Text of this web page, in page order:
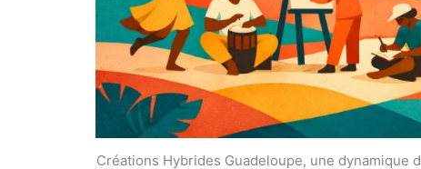
Créations Hybrides Guadeloupe, une dynamique